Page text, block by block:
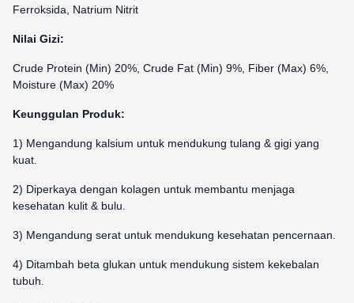
Ferroksida, Natrium Nitrit
Nilai Gizi:
Crude Protein (Min) 20%, Crude Fat (Min) 9%, Fiber (Max) 6%,
Moisture (Max) 20%
Keunggulan Produk:
1) Mengandung kalsium untuk mendukung tulang & gigi yang
kuat.
2) Diperkaya dengan kolagen untuk membantu menjaga
kesehatan kulit & bulu.
3) Mengandung serat untuk mendukung kesehatan pencernaan.
4) Ditambah beta glukan untuk mendukung sistem kekebalan
tubuh.